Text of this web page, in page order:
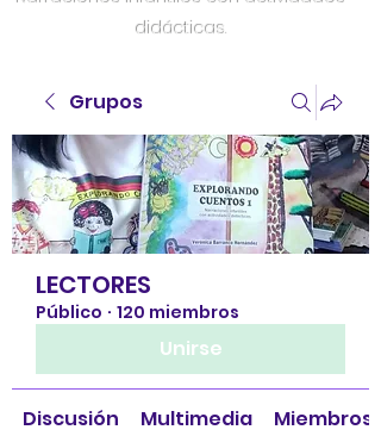
didácticas.
Grupos
LECTORES
Público · 120 miembros
Unirse
Discusión Multimedia Miembros